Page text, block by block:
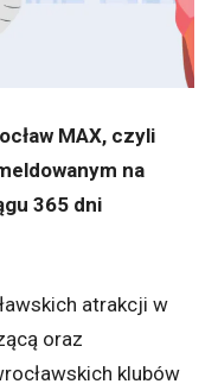
MAX, czyli
na
365 dni
atrakcji w
oraz
klubów